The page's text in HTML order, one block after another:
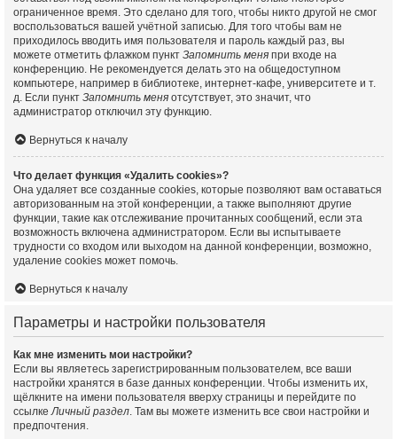
ограниченное время. Это сделано для того, чтобы никто другой не смог
воспользоваться вашей учётной записью. Для того чтобы вам не
приходилось вводить имя пользователя и пароль каждый раз, вы
можете отметить флажком пункт Запомнить меня при входе на
конференцию. Не рекомендуется делать это на общедоступном
компьютере, например в библиотеке, интернет-кафе, университете и т.
д. Если пункт Запомнить меня отсутствует, это значит, что
администратор отключил эту функцию.
Вернуться к началу
Что делает функция «Удалить cookies»?
Она удаляет все созданные cookies, которые позволяют вам оставаться
авторизованным на этой конференции, а также выполняют другие
функции, такие как отслеживание прочитанных сообщений, если эта
возможность включена администратором. Если вы испытываете
трудности со входом или выходом на данной конференции, возможно,
удаление cookies может помочь.
Вернуться к началу
Параметры и настройки пользователя
Как мне изменить мои настройки?
Если вы являетесь зарегистрированным пользователем, все ваши
настройки хранятся в базе данных конференции. Чтобы изменить их,
щёлкните на имени пользователя вверху страницы и перейдите по
ссылкеЛичный раздел. Там вы можете изменить все свои настройки и
предпочтения.